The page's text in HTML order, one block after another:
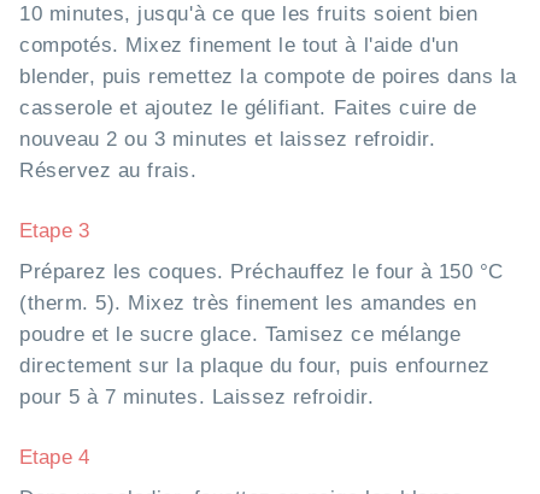
10 minutes, jusqu'à ce que les fruits soient bien
compotés. Mixez finement le tout à l'aide d'un
blender, puis remettez la compote de poires dans la
casserole et ajoutez le gélifiant. Faites cuire de
nouveau 2 ou 3 minutes et laissez refroidir.
Réservez au frais.
Etape 3
Préparez les coques. Préchauffez le four à 150 °C
(therm. 5). Mixez très finement les amandes en
poudre et le sucre glace. Tamisez ce mélange
directement sur la plaque du four, puis enfournez
pour 5 à 7 minutes. Laissez refroidir.
Etape 4